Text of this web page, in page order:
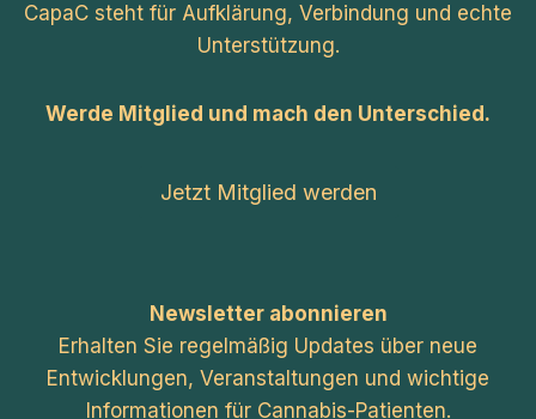
CapaC steht für Aufklärung, Verbindung und echte
Unterstützung.
Werde Mitglied und mach den Unterschied.
Jetzt Mitglied werden
Newsletter abonnieren
Erhalten Sie regelmäßig Updates über neue
Entwicklungen, Veranstaltungen und wichtige
Informationen für Cannabis-Patienten.